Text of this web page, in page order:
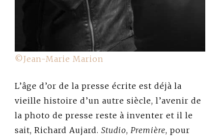
©Jean-Marie Marion
L’âge d’or de la presse écrite est déjà la
vieille histoire d’un autre siècle, l’avenir de
la photo de presse reste à inventer et il le
sait, Richard Aujard. Studio, Première, pour